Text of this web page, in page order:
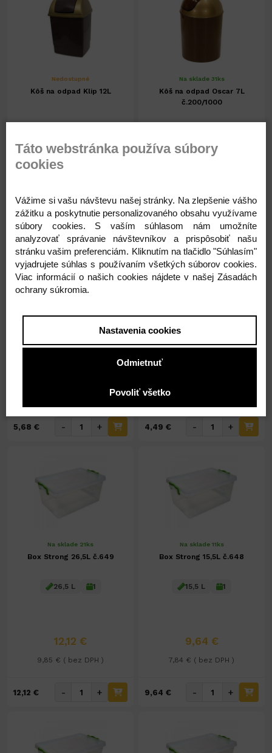
Nedostupné
Kôš na odpad Klip 12L
6,63 €
5,39 € ( bez DPH )
Na sklade 31ks
Kôš na odpad Oscar 7L
č.200/1000
3,94 €
5,68 € - +
3,65 € ( bez DPH )
4,49 € - +
Na sklade 21ks
Box Strong 26,5L č.649
26,5 L 1
12,12 €
9,85 € ( bez DPH )
12,12 € - +
Na sklade 11ks
Box Strong 15,5L č.648
15,5 L 1
9,64 €
7,84 € ( bez DPH )
9,64 € - +
Táto webstránka používa súbory
cookies
Vážime si vašu návštevu našej stránky. Na zlepšenie vášho
zážitku a poskytnutie personalizovaného obsahu využívame
súbory cookies. S vaším súhlasom nám umožníte
analyzovať správanie návštevníkov a prispôsobiť našu
stránku vašim preferenciám. Kliknutím na tlačidlo "Súhlasím"
vyjadrujete súhlas s používaním všetkých súborov cookies.
Viac informácií o našich cookies nájdete v našej Zásadách
ochrany súkromia.
Nastavenia cookies
Odmietnuť
Povoliť všetko